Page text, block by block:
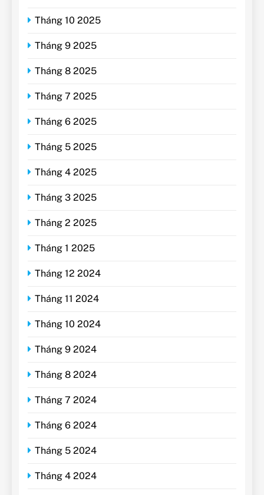
Tháng 10 2025
Tháng 9 2025
Tháng 8 2025
Tháng 7 2025
Tháng 6 2025
Tháng 5 2025
Tháng 4 2025
Tháng 3 2025
Tháng 2 2025
Tháng 1 2025
Tháng 12 2024
Tháng 11 2024
Tháng 10 2024
Tháng 9 2024
Tháng 8 2024
Tháng 7 2024
Tháng 6 2024
Tháng 5 2024
Tháng 4 2024